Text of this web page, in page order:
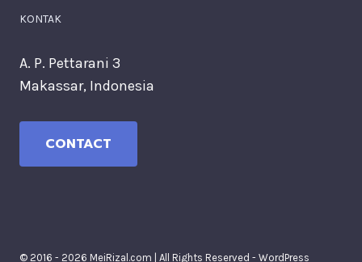
KONTAK
A. P. Pettarani 3
Makassar, Indonesia
CONTACT
© 2016 - 2026 MeiRizal.com | All Rights Reserved - WordPress